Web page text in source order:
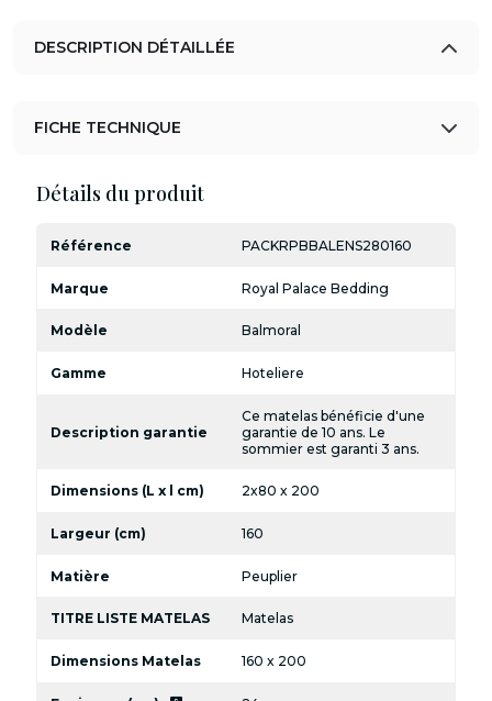
DESCRIPTION DÉTAILLÉE
FICHE TECHNIQUE
Détails du produit
Référence PACKRPBBALENS280160
Marque Royal Palace Bedding
Modèle Balmoral
Gamme Hoteliere
Description garantie
Ce matelas bénéficie d'une
garantie de 10 ans. Le
sommier est garanti 3 ans.
Dimensions (L x l cm) 2x80 x 200
Largeur (cm) 160
Matière Peuplier
TITRE LISTE MATELAS Matelas
Dimensions Matelas 160 x 200